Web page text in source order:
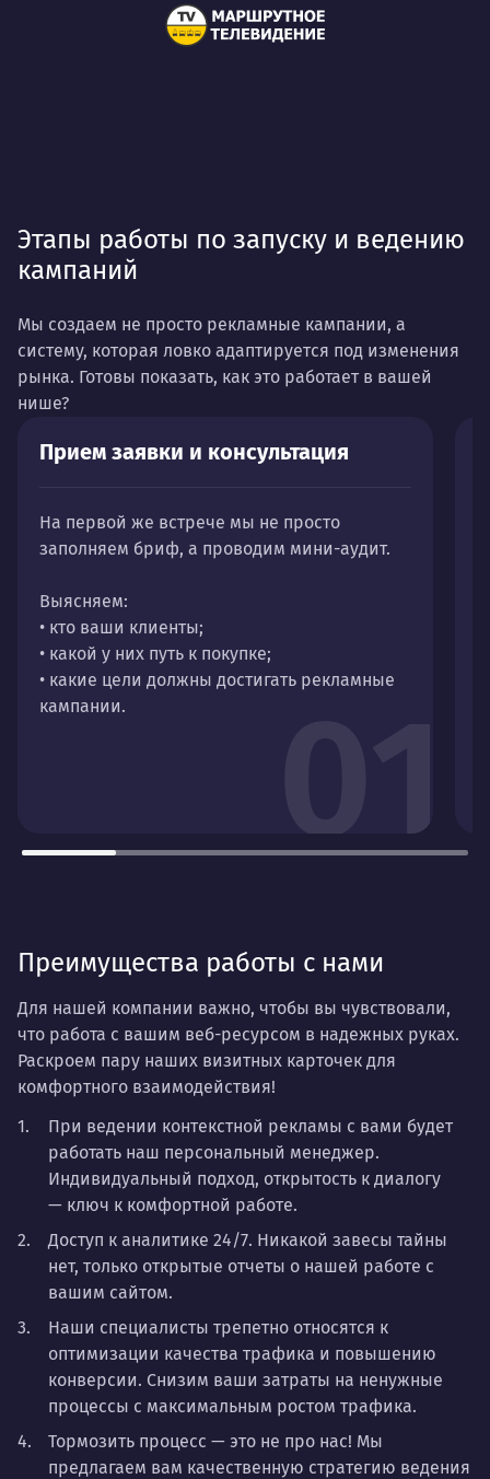
Этапы работы по запуску и ведению
кампаний
Мы создаем не просто рекламные кампании, а
систему, которая ловко адаптируется под изменения
рынка. Готовы показать, как это работает в вашей
нише?
01
Прием заявки и консультация
На первой же встрече мы не просто
заполняем бриф, а проводим мини-аудит.
Выясняем:
• кто ваши клиенты;
• какой у них путь к покупке;
• какие цели должны достигать рекламные
кампании.
Преимущества работы с нами
Для нашей компании важно, чтобы вы чувствовали,
что работа с вашим веб-ресурсом в надежных руках.
Раскроем пару наших визитных карточек для
комфортного взаимодействия!
При ведении контекстной рекламы с вами будет
работать наш персональный менеджер.
Индивидуальный подход, открытость к диалогу
— ключ к комфортной работе.
Доступ к аналитике 24/7. Никакой завесы тайны
нет, только открытые отчеты о нашей работе с
вашим сайтом.
Наши специалисты трепетно относятся к
оптимизации качества трафика и повышению
конверсии. Снизим ваши затраты на ненужные
процессы с максимальным ростом трафика.
Тормозить процесс — это не про нас! Мы
предлагаем вам качественную стратегию ведения